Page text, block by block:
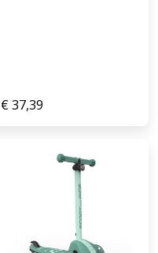
€37,39